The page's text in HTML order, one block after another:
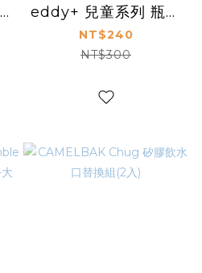
eddy+ 兒童系列 瓶蓋
吸管替換組 黑
NT$240
NT$300